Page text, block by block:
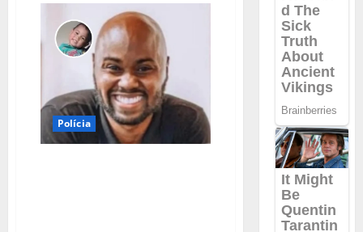
Homem
é
morto
com
tiros
na
cabeça
e
nas
costas
no
Piauí
Polícia